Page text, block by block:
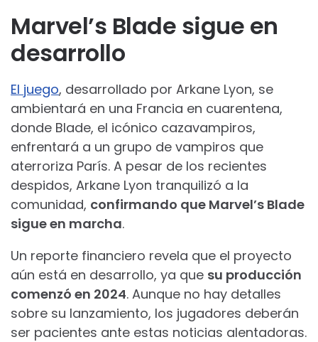
Marvel’s Blade sigue en
desarrollo
El juego, desarrollado por Arkane Lyon, se
ambientará en una Francia en cuarentena,
donde Blade, el icónico cazavampiros,
enfrentará a un grupo de vampiros que
aterroriza París. A pesar de los recientes
despidos, Arkane Lyon tranquilizó a la
comunidad, confirmando que Marvel’s Blade
sigue en marcha.
Un reporte financiero revela que el proyecto
aún está en desarrollo, ya que su producción
comenzó en 2024. Aunque no hay detalles
sobre su lanzamiento, los jugadores deberán
ser pacientes ante estas noticias alentadoras.